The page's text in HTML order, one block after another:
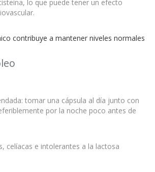
lo que puede tener un efecto
contribuye a mantener niveles normales
tomar una cápsula al día junto con
por la noche poco antes de
celíacas e intolerantes a la lactosa